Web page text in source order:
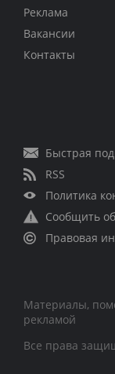
Реклама
Вакансии
Контакты
Быстрая
RSS
Политика
Сообщить
Правовая
Материалы,
рекламой
Все права